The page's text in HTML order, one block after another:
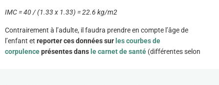
IMC = 40 / (1.33 x 1.33) = 22.6 kg/m2
Contrairement à l’adulte, il faudra prendre en compte l’âge de
l’enfant et reporter ces données sur les courbes de
corpulenceprésentes dans le carnet de santé (différentes selon